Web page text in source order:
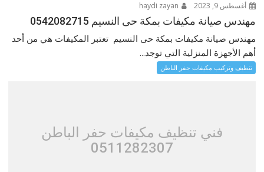
أغسطس 9, 2023
مهندس صيانة مكيفات بمكة حى النسيم 0542082715
مهندس صيانة مكيفات بمكة حى النسيم تعتبر المكيفات هي من أحد
أهم الأجهزة المنزلية التي توجد...
تنظيف وتركيب مكيفات حفر الباطن
فني تنظيف مكيفات حفر الباطن
0511282307